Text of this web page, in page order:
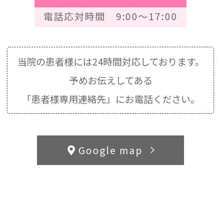
電話応対時間 9:00～17:00
当院の患者様には24時間対応しております。
予めお伝えしてある
「患者様専用連絡先」にお電話ください。
Google map